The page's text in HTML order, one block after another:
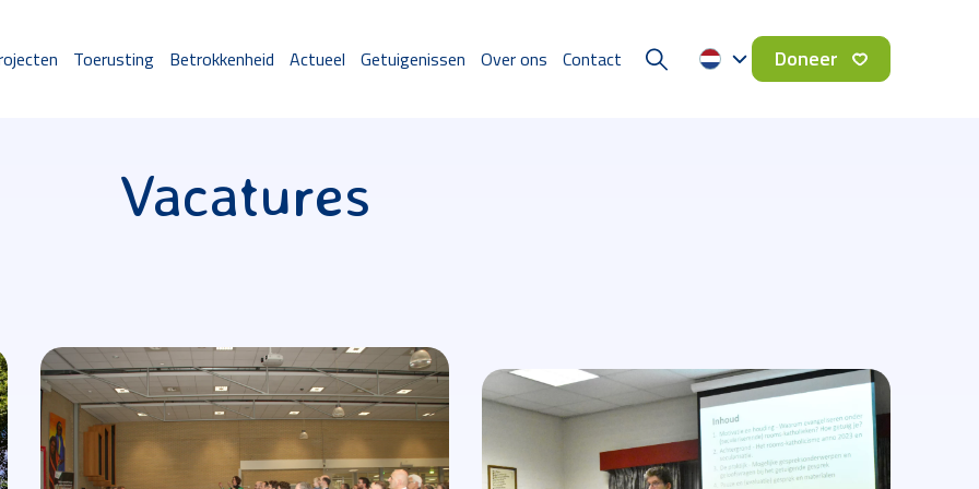
Toerusting Betrokkenheid Actueel Getuigenissen Over ons Contact Doneer
Vacatures